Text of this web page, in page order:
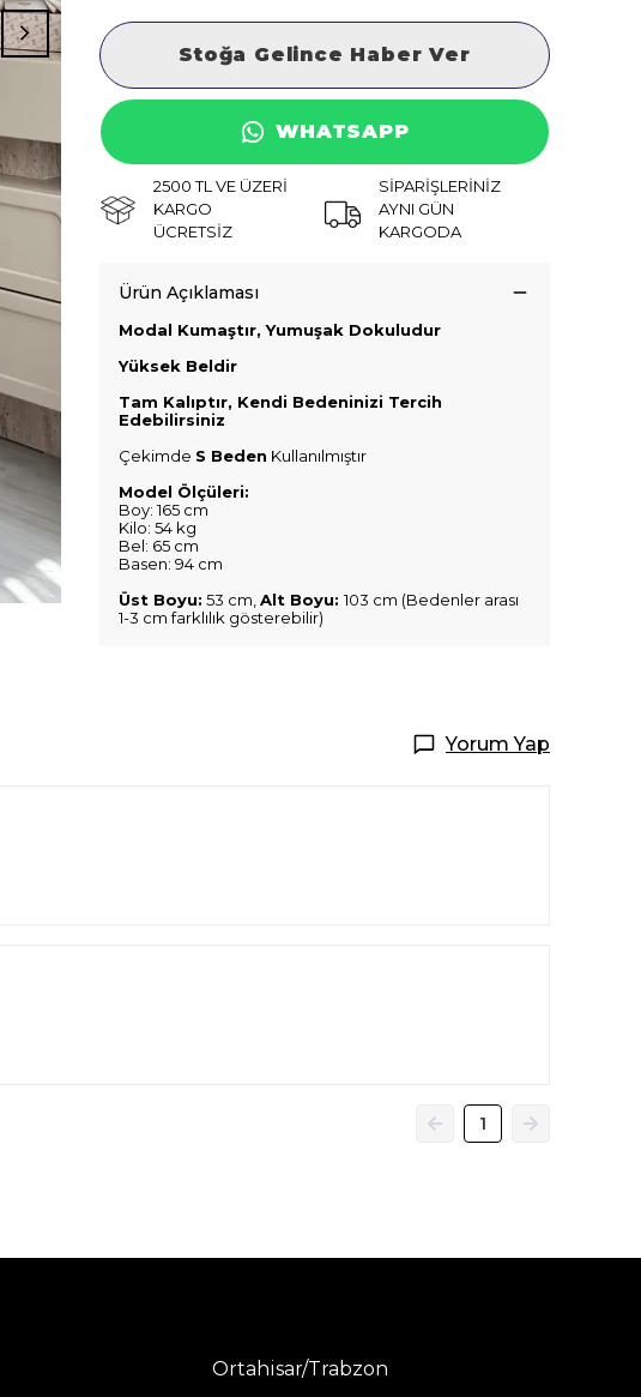
Stoğa Gelince Haber Ver
WHATSAPP
2500 TL VE ÜZERİ
KARGO
ÜCRETSİZ
SİPARİŞLERİNİZ
AYNI GÜN
KARGODA
Ürün Açıklaması
Modal Kumaştır, Yumuşak Dokuludur
Yüksek Beldir
Tam Kalıptır, Kendi Bedeninizi Tercih
Edebilirsiniz
Çekimde S Beden Kullanılmıştır
Model Ölçüleri:
Boy: 165 cm
Kilo: 54 kg
Bel: 65 cm
Basen: 94 cm
Üst Boyu: 53 cm, Alt Boyu:103 cm (Bedenler arası
1-3 cm farklılık gösterebilir)
Yorum Yap
1
Ortahisar/Trabzon